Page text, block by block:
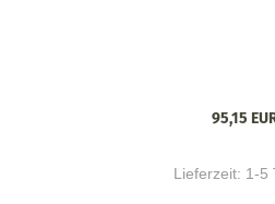
95,15
Lieferzeit: 1-5